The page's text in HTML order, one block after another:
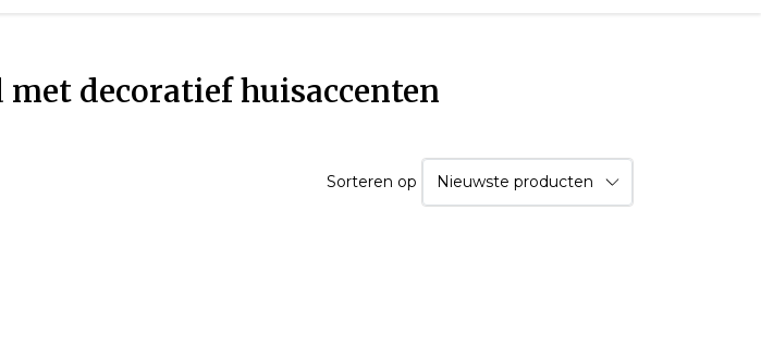
met decoratief huisaccenten
Sorteren op